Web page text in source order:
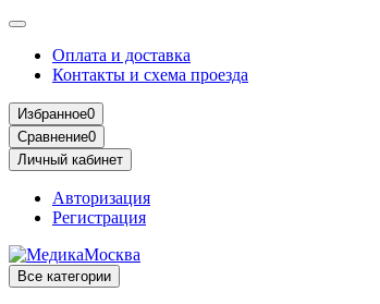
Оплата и доставка
Контакты и схема проезда
Избранное0
Сравнение0
Личный кабинет
Авторизация
Регистрация
Все категории